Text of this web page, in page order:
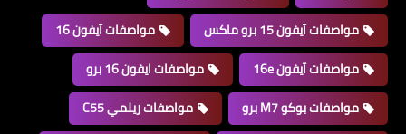
مواصفات آيفون 15 برو ماكس
مواصفات آيفون 16
مواصفات آيفون 16e
مواصفات ايفون 16 برو
مواصفات بوكو M7 برو
مواصفات ريلمي C55